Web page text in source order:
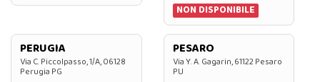
NON DISPONIBILE
PERUGIA
Via C. Piccolpasso, 1/A, 06128
Perugia PG
PESARO
Via Y. A. Gagarin, 61122 Pesaro
PU